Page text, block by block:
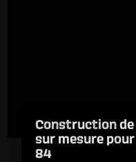
Construction
sur mesure
84